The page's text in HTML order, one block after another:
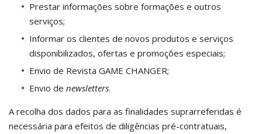
Prestar informações sobre formações e outros
serviços;
Informar os clientes de novos produtos e serviços
disponibilizados, ofertas e promoções especiais;
Envio de Revista GAME CHANGER;
Envio de newsletters.
A recolha dos dados para as finalidades suprarreferidas é
necessária para efeitos de diligências pré-contratuais,